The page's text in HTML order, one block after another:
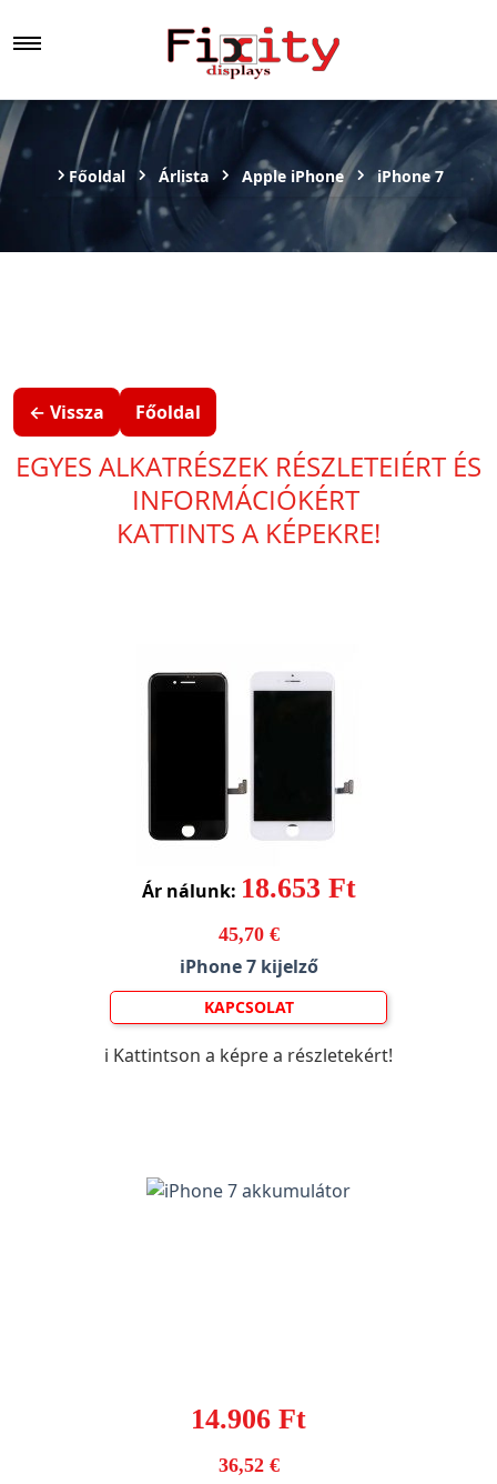
Főoldal Árlista Apple iPhone iPhone 7
← Vissza Főoldal
EGYES ALKATRÉSZEK RÉSZLETEIÉRT ÉS
INFORMÁCIÓKÉRT
KATTINTS A KÉPEKRE!
Ár nálunk: 18.653 Ft
45,70 €
iPhone 7 kijelző
KAPCSOLAT
ℹ️ Kattintson a képre a részletekért!
14.906 Ft
36,52 €